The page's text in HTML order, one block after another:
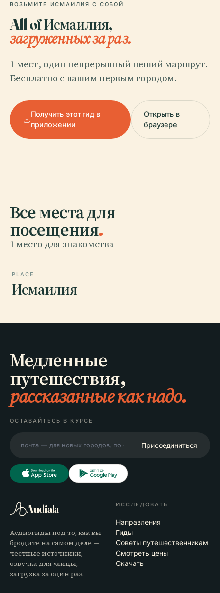
ВОЗЬМИТЕ ИСМАИЛИЯ С СОБОЙ
All of Исмаилия,
загруженных за раз.
1 мест, один непрерывный пеший маршрут.
Бесплатно с вашим первым городом.
Получить этот гид в
приложении
Открыть в
браузере
Все места для
посещения.
1 место для знакомства
PLACE
Исмаилия
Медленные
путешествия,
рассказанные как надо.
ОСТАВАЙТЕСЬ В КУРСЕ
Присоединиться
Audiala
Аудиогиды под то, как вы
бродите на самом деле —
честные источники,
озвучка для улицы,
загрузка за один раз.
ИССЛЕДОВАТЬ
Направления
Гиды
Советы путешественникам
Смотреть цены
Скачать